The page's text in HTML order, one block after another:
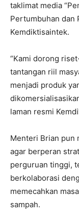
taklimat media
Pertumbuhan dan
Kemdiktisaintek.
“Kami dorong
tantangan riil
menjadi produk
laman resmi
Menteri Brian pun
agar berperan
perguruan tinggi,
berkolaborasi
memecahkan
sampah.